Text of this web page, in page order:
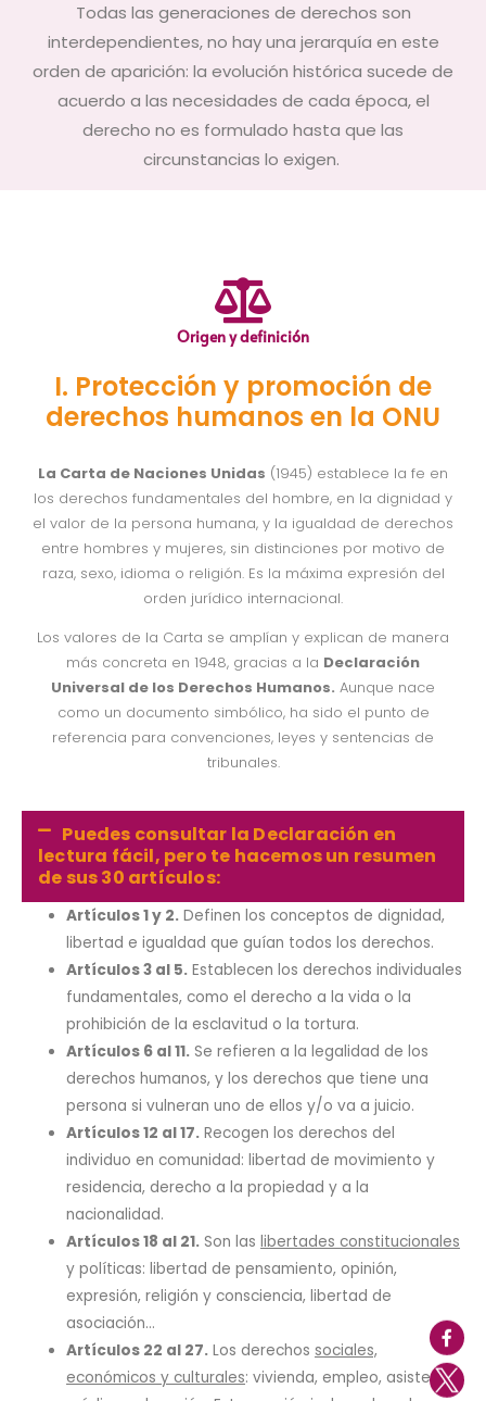
Todas las generaciones de derechos son
interdependientes, no hay una jerarquía en este
orden de aparición: la evolución histórica sucede de
acuerdo a las necesidades de cada época, el
derecho no es formulado hasta que las
circunstancias lo exigen.
Origen y definición
I. Protección y promoción de
derechos humanos en la ONU
La Carta de Naciones Unidas (1945) establece la fe en
los derechos fundamentales del hombre, en la dignidad y
el valor de la persona humana, y la igualdad de derechos
entre hombres y mujeres, sin distinciones por motivo de
raza, sexo, idioma o religión. Es la máxima expresión del
orden jurídico internacional.
Los valores de la Carta se amplían y explican de manera
más concreta en 1948, gracias a la Declaración
Universal de los Derechos Humanos. Aunque nace
como un documento simbólico, ha sido el punto de
referencia para convenciones, leyes y sentencias de
tribunales.
Puedes consultar la Declaración en
lectura fácil, pero te hacemos un resumen
de sus 30 artículos:
Artículos 1 y 2. Definen los conceptos de dignidad,
libertad e igualdad que guían todos los derechos.
Artículos 3 al 5. Establecen los derechos individuales
fundamentales, como el derecho a la vida o la
prohibición de la esclavitud o la tortura.
Artículos 6 al 11. Se refieren a la legalidad de los
derechos humanos, y los derechos que tiene una
persona si vulneran uno de ellos y/o va a juicio.
Artículos 12 al 17. Recogen los derechos del
individuo en comunidad: libertad de movimiento y
residencia, derecho a la propiedad y a la
nacionalidad.
Artículos 18 al 21. Son laslibertades constitucionales
y políticas: libertad de pensamiento, opinión,
expresión, religión y consciencia, libertad de
asociación…
Artículos 22 al 27. Los derechos sociales,
económicos y culturales: vivienda, empleo, asistencia